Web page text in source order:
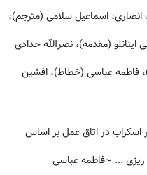
اسماعیل سلامی (مترجم)،
اینانلو (مقدمه)، نصرالله حدادی
فاطمه عباسی (خطاط)، افشین
اسکراب در اتاق عمل بر اساس
... ~فاطمه عباسی